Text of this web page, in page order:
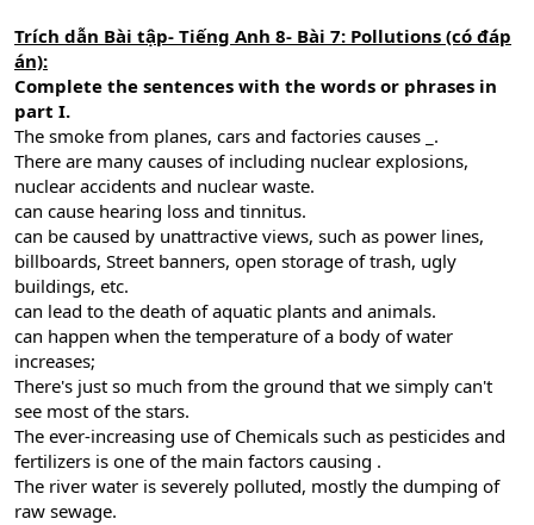
Trích dẫn Bài tập- Tiếng Anh 8- Bài 7: Pollutions (có đáp
án):
Complete the sentences with the words or phrases in
part I.
The smoke from planes, cars and factories causes _.
There are many causes of including nuclear explosions,
nuclear accidents and nuclear waste.
can cause hearing loss and tinnitus.
can be caused by unattractive views, such as power lines,
billboards, Street banners, open storage of trash, ugly
buildings, etc.
can lead to the death of aquatic plants and animals.
can happen when the temperature of a body of water
increases;
There's just so much from the ground that we simply can't
see most of the stars.
The ever-increasing use of Chemicals such as pesticides and
fertilizers is one of the main factors causing .
The river water is severely polluted, mostly the dumping of
raw sewage.